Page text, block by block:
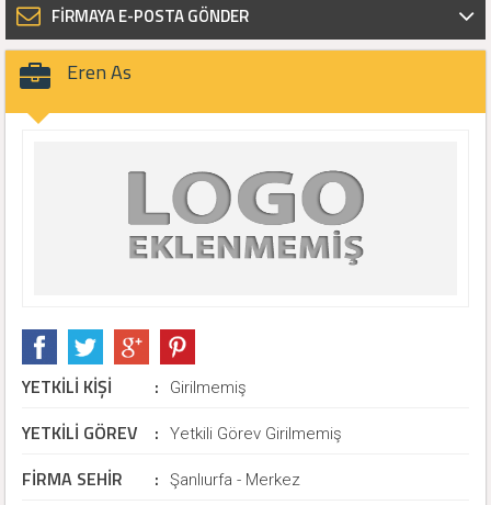
FİRMAYA E-POSTA GÖNDER
Eren As
YETKİLİ KİŞİ : Girilmemiş
YETKİLİ GÖREV : Yetkili Görev Girilmemiş
FİRMA SEHİR : Şanlıurfa - Merkez